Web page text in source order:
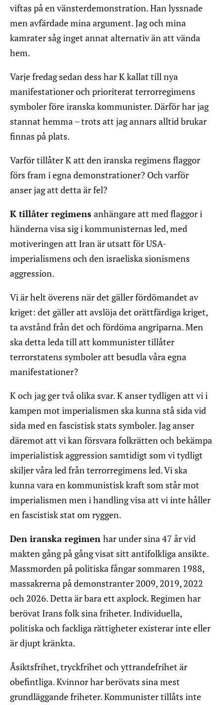
viftas på en vänsterdemonstration. Han lyssnade
men avfärdade mina argument. Jag och mina
kamrater såg inget annat alternativ än att vända
hem.
Varje fredag sedan dess har K kallat till nya
manifestationer och prioriterat terrorregimens
symboler före iranska kommunister. Därför har jag
stannat hemma – trots att jag annars alltid brukar
finnas på plats.
Varför tillåter K att den iranska regimens flaggor
förs fram i egna demonstrationer? Och varför
anser jag att detta är fel?
K tillåter regimens anhängare att med flaggor i
händerna visa sig i kommunisternas led, med
motiveringen att Iran är utsatt för USA-
imperialismens och den israeliska sionismens
aggression.
Vi är helt överens när det gäller fördömandet av
kriget: det gäller att avslöja det orättfärdiga kriget,
ta avstånd från det och fördöma angriparna. Men
ska detta leda till att kommunister tillåter
terrorstatens symboler att besudla våra egna
manifestationer?
K och jag ger två olika svar. K anser tydligen att vi i
kampen mot imperialismen ska kunna stå sida vid
sida med en fascistisk stats symboler. Jag anser
däremot att vi kan försvara folkrätten och bekämpa
imperialistisk aggression samtidigt som vi tydligt
skiljer våra led från terrorregimens led. Vi ska
kunna vara en kommunistisk kraft som står mot
imperialismen men i handling visa att vi inte håller
en fascistisk stat om ryggen.
Den iranska regimen har under sina 47 år vid
makten gång på gång visat sitt antifolkliga ansikte.
Massmorden på politiska fångar sommaren 1988,
massakrerna på demonstranter 2009, 2019, 2022
och 2026. Detta är bara ett axplock. Regimen har
berövat Irans folk sina friheter. Individuella,
politiska och fackliga rättigheter existerar inte eller
är djupt kränkta.
Åsiktsfrihet, tryckfrihet och yttrandefrihet är
obefintliga. Kvinnor har berövats sina mest
grundläggande friheter. Kommunister tillåts inte